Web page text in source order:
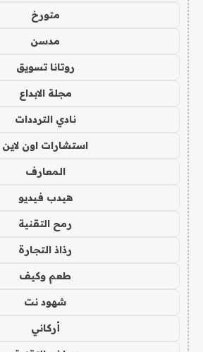
متورخ
مدسن
روتانا تسويق
مجلة الابداع
نادي الترددات
استشارات اون لاين
المعارف
هيدب فيديو
رمح التقنية
رذاذ التجارة
طعم وكيف
شهود نت
أركاني